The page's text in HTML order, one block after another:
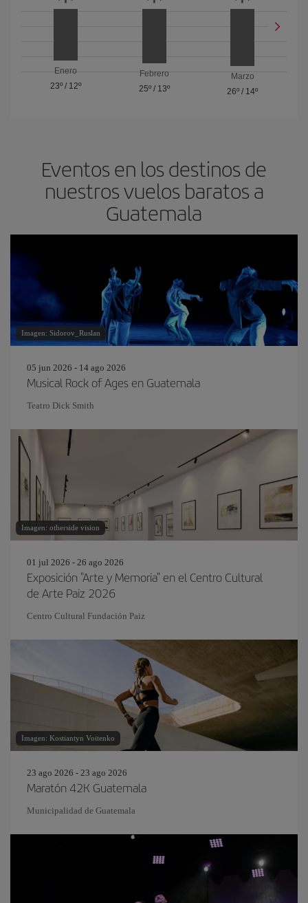
Enero
23º/ 12º
Febrero
25º/ 13º
Marzo
26º / 14º
Eventos en los destinos de
nuestros vuelos baratos a
Guatemala
Imagen: Sidorov_Ruslan
05 jun 2026 - 14 ago 2026
Musical Rock of Ages en Guatemala
Teatro Dick Smith
Imagen: otherside vision
01 jul 2026 - 26 ago 2026
Exposición "Arte y Memoria" en el Centro Cultural
de Arte Paiz 2026
Centro Cultural Fundación Paiz
Imagen: Kostiantyn Voitenko
23 ago 2026 - 23 ago 2026
Maratón 42K Guatemala
Municipalidad de Guatemala